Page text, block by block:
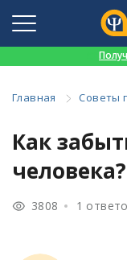
Главная Советы
Как
человека?
3808 1